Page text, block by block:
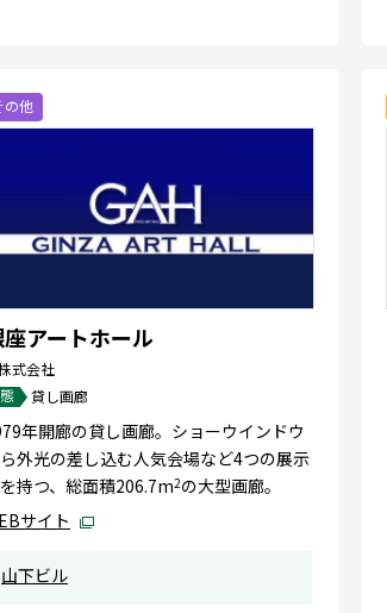
の他
アートホール
式会社
貸し画廊
年開廊の貸し画廊。ショーウインドウ
外光の差し込む人気会場など4つの展示
持つ、総面積206.7m2の大型画廊。
サイト
山下ビル